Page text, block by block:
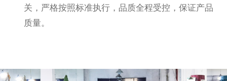
关，严格按照标准执行，品质全程受控，保证产品
质量。